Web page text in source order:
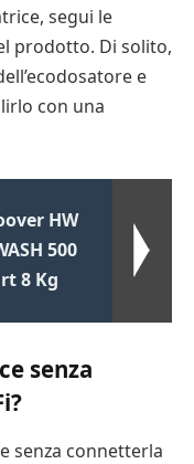
segui le
prodotto. Di solito,
e
con una
HW
500
8 Kg
senza
senza connetterla